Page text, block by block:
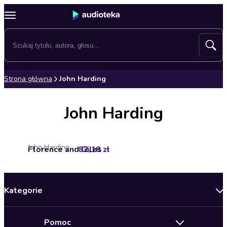
Strona główna John Harding
John Harding
Florence and Giles
John Harding 82,18 zł
Kategorie
Pomoc